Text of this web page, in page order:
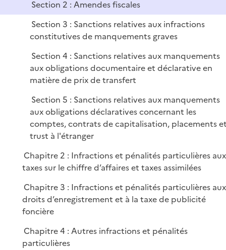
e
r
Section 2 : Amendes fiscales
Section 3 : Sanctions relatives aux infractions
constitutives de manquements graves
Section 4 : Sanctions relatives aux manquements
aux obligations documentaire et déclarative en
matière de prix de transfert
Section 5 : Sanctions relatives aux manquements
aux obligations déclaratives concernant les
comptes, contrats de capitalisation, placements
trust à l'étranger
Chapitre 2 : Infractions et pénalités particulières aux
taxes sur le chiffre d’affaires et taxes assimilées
Chapitre 3 : Infractions et pénalités particulières aux
droits d’enregistrement et à la taxe de publicité
foncière
Chapitre 4 : Autres infractions et pénalités
particulières